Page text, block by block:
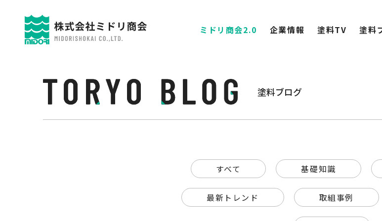
ミドリ商会2.0 企業情報 塗料TV 塗料
塗料ブログ
すべて 基礎知識
最新トレンド 取組事例